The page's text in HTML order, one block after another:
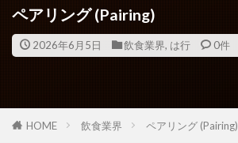
ペアリング (Pairing)
2026年6月5日 飲食業界, は行 0件
HOME 飲食業界 ペアリング (Pairing)